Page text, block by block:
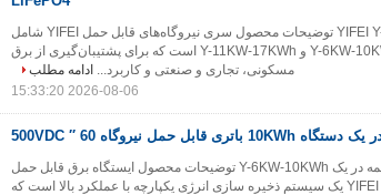
نیروگاه قابل حمل YIFEI Y-11KW-17KWh توضیحات محصول سری نیروگاه‌های قابل حمل YIFEI شامل
سیستم‌های ذخیره‌سازی انرژی یکپارچه Y-6KW-10KWh و Y-11KW-17KWh است که برای پشتیبان‌گیری از برق
مسکونی، تجاری و صنعتی و کاربرد... ادامه مطلب
2026-08-06 15:33:20
نیروگاه برق قابل حمل YIFEI 6KW ماشین همه در یک Y-6KW-10KWh توضیحات محصول ایستگاه برق قابل حمل
YIFEI 6KW All-In-One Machine Y-6KW-10KWh یک سیستم ذخیره سازی انرژی یکپارچه با عملکرد بالا است که